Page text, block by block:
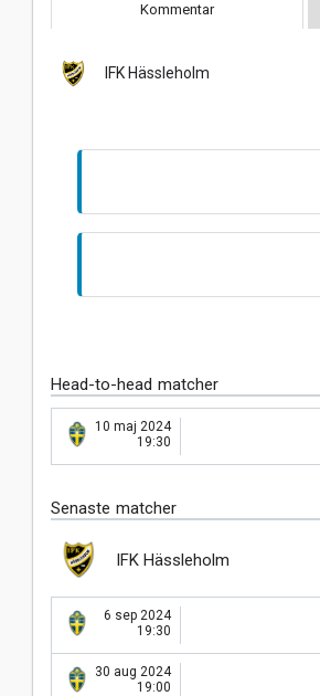
Kommentar
IFK Hässleholm
Head-to-head matcher
10 maj 2024
19:30
Senaste matcher
IFK Hässleholm
6 sep 2024
19:30
30 aug 2024
19:00